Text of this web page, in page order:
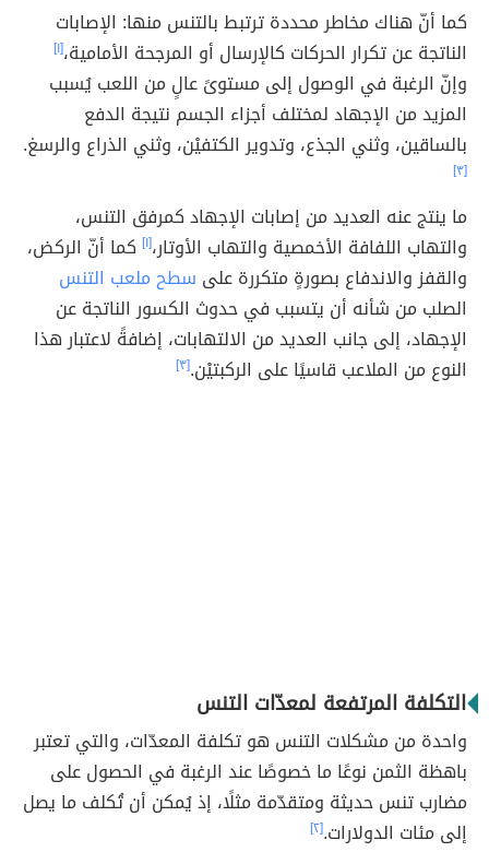
كما أنّ هناك مخاطر محددة ترتبط بالتنس منها: الإصابات
الناتجة عن تكرار الحركات كالإرسال أو المرجحة الأمامية،[١]
وإنّ الرغبة في الوصول إلى مستوىً عالٍ من اللعب يُسبب
المزيد من الإجهاد لمختلف أجزاء الجسم نتيجة الدفع
بالساقين، وثني الجذع، وتدوير الكتفيْن، وثني الذراع والرسغ.
[٣]
ما ينتج عنه العديد من إصابات الإجهاد كمرفق التنس،
والتهاب اللفافة الأخمصية والتهاب الأوتار،[١] كما أنّ الركض،
والقفز والاندفاع بصورةٍ متكررة على سطح ملعب التنس
الصلب من شأنه أن يتسبب في حدوث الكسور الناتجة عن
الإجهاد، إلى جانب العديد من الالتهابات، إضافةً لاعتبار هذا
النوع من الملاعب قاسيًا على الركبتيْن.[٣]
التكلفة المرتفعة لمعدّات التنس
واحدة من مشكلات التنس هو تكلفة المعدّات، والتي تعتبر
باهظة الثمن نوعًا ما خصوصًا عند الرغبة في الحصول على
مضارب تنس حديثة ومتقدّمة مثلًا، إذ يُمكن أن تُكلف ما يصل
إلى مئات الدولارات.[٢]